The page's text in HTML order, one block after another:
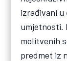
izrađivani
umjetnosti.
molitvenih
predmet iz